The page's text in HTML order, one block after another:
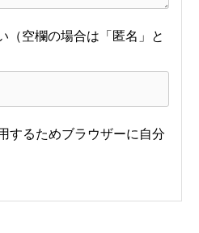
するためブラウザーに自分